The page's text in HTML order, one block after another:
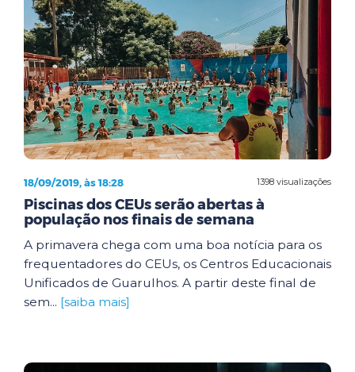
1398 visualizações
18/09/2019, às 18:28
Piscinas dos CEUs serão abertas à
população nos finais de semana
A primavera chega com uma boa notícia para os
frequentadores do CEUs, os Centros Educacionais
Unificados de Guarulhos. A partir deste final de
sem... [saiba mais]